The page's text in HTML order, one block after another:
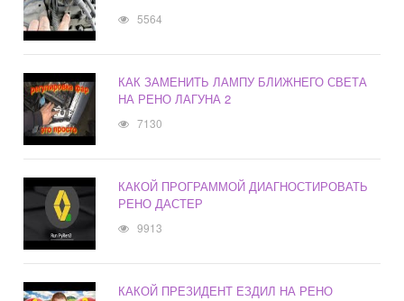
5564
КАК ЗАМЕНИТЬ ЛАМПУ БЛИЖНЕГО СВЕТА
НА РЕНО ЛАГУНА 2
7130
КАКОЙ ПРОГРАММОЙ ДИАГНОСТИРОВАТЬ
РЕНО ДАСТЕР
9913
КАКОЙ ПРЕЗИДЕНТ ЕЗДИЛ НА РЕНО